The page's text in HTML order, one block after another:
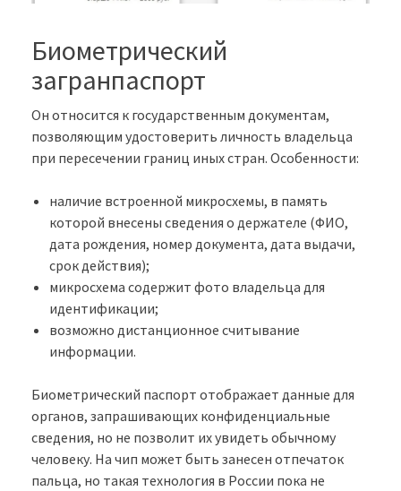
Биометрический
загранпаспорт
Он относится к государственным документам,
позволяющим удостоверить личность владельца
при пересечении границ иных стран. Особенности:
наличие встроенной микросхемы, в память
которой внесены сведения о держателе (ФИО,
дата рождения, номер документа, дата выдачи,
срок действия);
микросхема содержит фото владельца для
идентификации;
возможно дистанционное считывание
информации.
Биометрический паспорт отображает данные для
органов, запрашивающих конфиденциальные
сведения, но не позволит их увидеть обычному
человеку. На чип может быть занесен отпечаток
пальца, но такая технология в России пока не